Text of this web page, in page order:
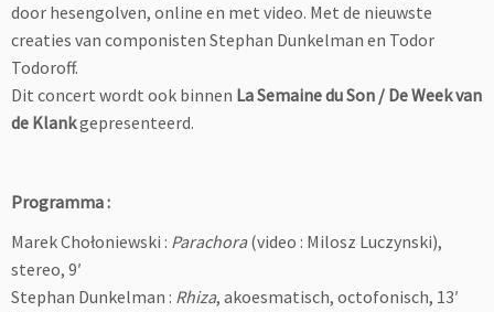
door hesengolven, online en met video. Met de nieuwste
creaties van componisten Stephan Dunkelman en Todor
Todoroff.
Dit concert wordt ook binnen La Semaine du Son / De Week van
de Klankgepresenteerd.
Programma :
Marek Chołoniewski : Parachora(video : Milosz Luczynski),
stereo, 9′
Stephan Dunkelman : Rhiza, akoesmatisch, octofonisch, 13′